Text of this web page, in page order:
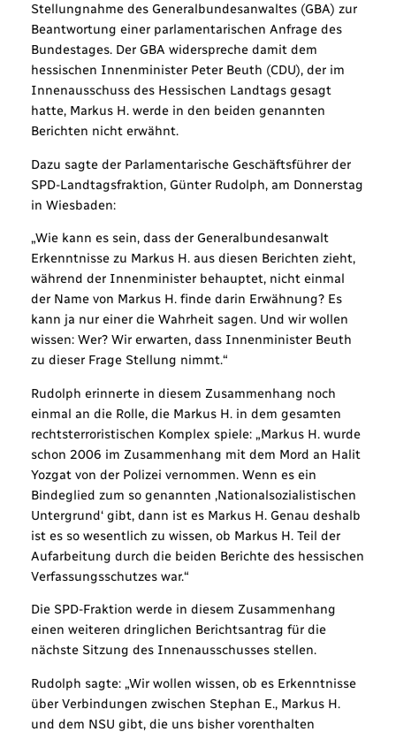
Stellungnahme des Generalbundesanwaltes (GBA) zur
Beantwortung einer parlamentarischen Anfrage des
Bundestages. Der GBA widerspreche damit dem
hessischen Innenminister Peter Beuth (CDU), der im
Innenausschuss des Hessischen Landtags gesagt
hatte, Markus H. werde in den beiden genannten
Berichten nicht erwähnt.
Dazu sagte der Parlamentarische Geschäftsführer der
SPD-Landtagsfraktion, Günter Rudolph, am Donnerstag
in Wiesbaden:
„Wie kann es sein, dass der Generalbundesanwalt
Erkenntnisse zu Markus H. aus diesen Berichten zieht,
während der Innenminister behauptet, nicht einmal
der Name von Markus H. finde darin Erwähnung? Es
kann ja nur einer die Wahrheit sagen. Und wir wollen
wissen: Wer? Wir erwarten, dass Innenminister Beuth
zu dieser Frage Stellung nimmt.“
Rudolph erinnerte in diesem Zusammenhang noch
einmal an die Rolle, die Markus H. in dem gesamten
rechtsterroristischen Komplex spiele: „Markus H. wurde
schon 2006 im Zusammenhang mit dem Mord an Halit
Yozgat von der Polizei vernommen. Wenn es ein
Bindeglied zum so genannten ‚Nationalsozialistischen
Untergrund‘ gibt, dann ist es Markus H. Genau deshalb
ist es so wesentlich zu wissen, ob Markus H. Teil der
Aufarbeitung durch die beiden Berichte des hessischen
Verfassungsschutzes war.“
Die SPD-Fraktion werde in diesem Zusammenhang
einen weiteren dringlichen Berichtsantrag für die
nächste Sitzung des Innenausschusses stellen.
Rudolph sagte: „Wir wollen wissen, ob es Erkenntnisse
über Verbindungen zwischen Stephan E., Markus H.
und dem NSU gibt, die uns bisher vorenthalten